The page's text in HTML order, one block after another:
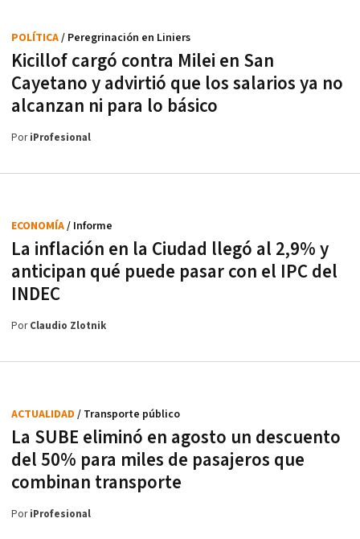
Kicillof cargó contra Milei en San
Cayetano y advirtió que los salarios ya no
alcanzan ni para lo básico
POLÍTICA/ Peregrinación en Liniers
PoriProfesional
La inflación en la Ciudad llegó al 2,9% y
anticipan qué puede pasar con el IPC del
INDEC
ECONOMÍA/ Informe
PorClaudio Zlotnik
La SUBE eliminó en agosto un descuento
del 50% para miles de pasajeros que
combinan transporte
ACTUALIDAD / Transporte público
PoriProfesional